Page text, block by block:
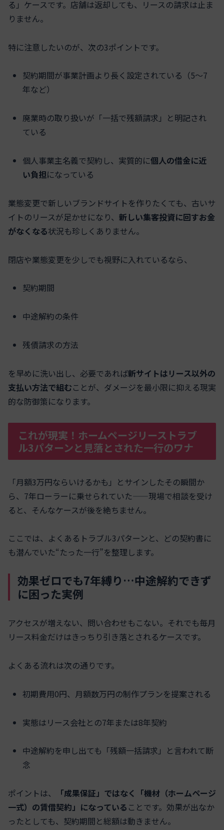
る」ケースです。店舗は返却しても、リースの請求は止ま
りません。
特に注意したいのが、次の3ポイントです。
契約期間が事業計画より長く設定されている（5〜7
年など）
廃業時の取り扱いが「一括で残額請求」と明記され
ている
個人事業主名義で契約し、実質的に個人の借金に近
い負担になっている
業態変更で新しいブランドサイトを作りたくても、古いサ
イトのリースが足かせになり、 新しい集客投資に回すお金
がなくなる状況も珍しくありません。
閉店や業態変更を少しでも視野に入れているなら、
契約期間
中途解約の条件
残債請求の方法
を早めに洗い出し、必要であれば新サイトはリース以外の
支払い方法で組むことが、ダメージを最小限に抑える現実
的な防御策になります。
これが現実！ホームページリーストラブ
ル3パターンと見落とされた一行のワナ
「月額3万円ならいけるかも」とサインしたその瞬間か
ら、7年ローラーに乗せられていた——現場で相談を受け
ると、そんなケースが後を絶ちません。
ここでは、よくあるトラブル3パターンと、どの契約書に
も潜んでいた“たった一行”を整理します。
効果ゼロでも7年縛り…中途解約できず
に困った実例
アクセスが増えない、問い合わせもこない。それでも毎月
リース料金だけはきっちり引き落とされるケースです。
よくある流れは次の通りです。
初期費用0円、月額数万円の制作プランを提案される
実態はリース会社との7年または8年契約
中途解約を申し出ても「残額一括請求」と言われて断
念
ポイントは、
「成果保証」ではなく「機材（ホームページ
一式）の賃借契約」になっている ことです。効果が出なか
ったとしても、契約期間と総額は動きません。